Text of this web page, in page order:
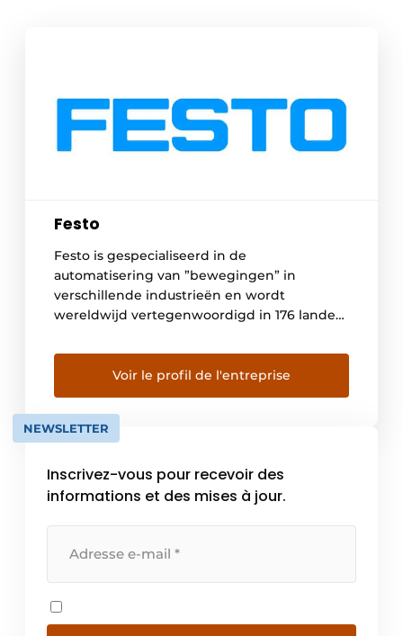
Festo
Festo is gespecialiseerd in de
automatisering van ”bewegingen” in
verschillende industrieën en wordt
wereldwijd vertegenwoordigd in 176 landen.
zorgen voor een snelle en betrouwbare
levering van elektrische en pneumatische
componenten. De ambitie van Festo is om
als innovatieve partner klanten in staat te
stellen hun concurrentiekracht te verhogen,
Voir le profil de l'entreprise
NEWSLETTER
Inscrivez-vous pour recevoir des
informations et des mises à jour.